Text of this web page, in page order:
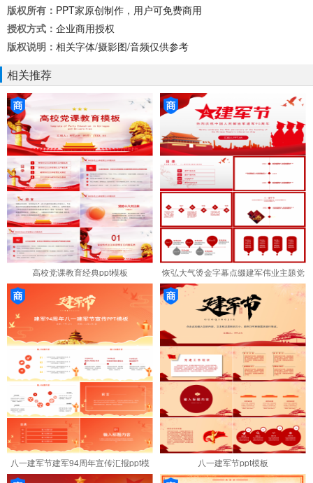
版权所有： PPT家原创制作，用户可免费商用
授权方式： 企业商用授权
版权说明： 相关字体/摄影图/音频仅供参考
相关推荐
高校党课教育经典ppt模板
恢弘大气烫金字幕点缀建军伟业主题党
政PPT模板
八一建军节建军94周年宣传汇报ppt模
板
八一建军节ppt模板